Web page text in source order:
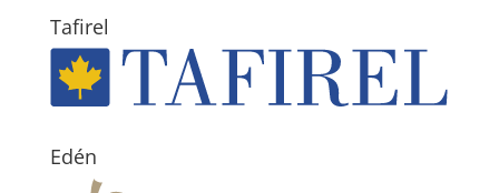
Tafirel
Edén